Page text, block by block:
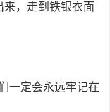
来，走到铁银衣面
一定会永远牢记在